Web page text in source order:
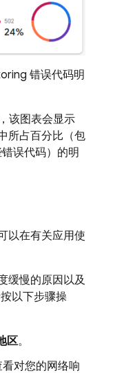
错误代码明
，该图表会显示
所占百分比（包
误代码）的明
以在有关应用使
缓慢的原因以及
以下步骤操
区。
对您的网络响